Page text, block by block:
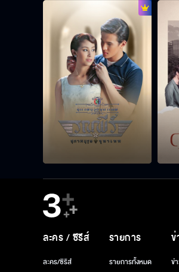
ละคร / ซีรีส์
ละคร/ซีรีส์
รายการ
รายการทั้งหมด
ข่
ข่